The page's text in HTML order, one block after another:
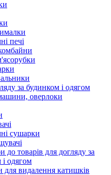
печі
за будинком і одягом
оверлоки
сушарки
до товарів для догляду за
одягом
видалення катишків